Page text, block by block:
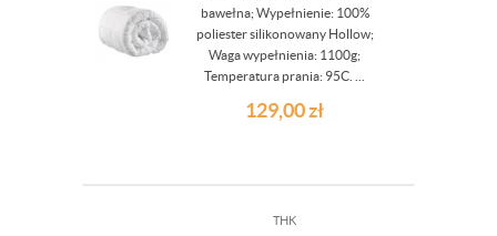
bawełna; Wypełnienie: 100%
poliester silikonowany Hollow;
Waga wypełnienia: 1100g;
Temperatura prania: 95C. ...
129,00zł
THK